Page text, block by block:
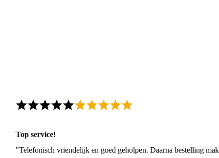
Top service!
"Telefonisch vriendelijk en goed geholpen. Daarna bestelling